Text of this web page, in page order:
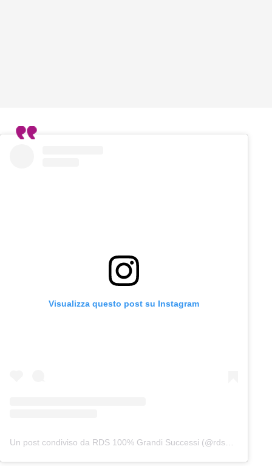
Visualizza questo post su Instagram
Un post condiviso da RDS 100% Grandi Successi (@rds_official)